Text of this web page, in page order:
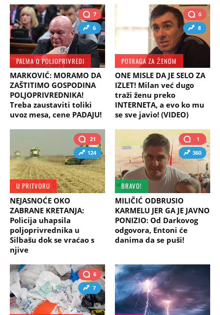
7
6
PALMA O POLJOPRIVREDI
MARKOVIĆ: MORAMO DA
ZAŠTITIMO GOSPODINA
POLJOPRIVREDNIKA!
Treba zaustaviti toliki
uvoz mesa, cene PADAJU!
6
8
POTRAGA ZA ŽENOM
ONE MISLE DA JE SELO ZA
IZLET! Milan već dugo
traži ženu preko
INTERNETA, a evo ko mu
se sve javio! (VIDEO)
21
124
U PRITVORU
NEJASNOĆE OKO
ZABRANE KRETANJA:
Policija uhapsila
poljoprivrednika u
Silbašu dok se vraćao s
njive
1
360
BRAVO!
MILIČIĆ ODBRUSIO
KARMELU JER GA JE JAVNO
PONIZIO: Od Darkovog
odgovora, Entoni će
danima da se puši!
6
7